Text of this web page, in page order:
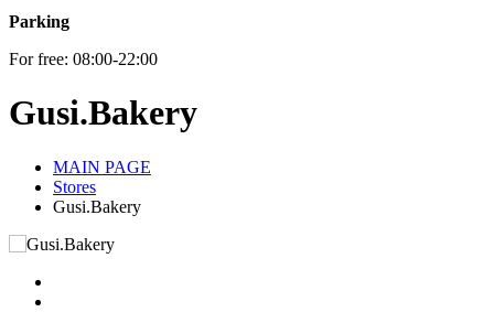
Parking
For free: 08:00-22:00
Gusi.Bakery
MAIN PAGE
Stores
Gusi.Bakery